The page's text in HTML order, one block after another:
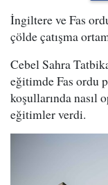
İngiltere ve Fas
çölde çatışma
Cebel Sahra
eğitimde Fas ordu
koşullarında nasıl
eğitimler verdi.